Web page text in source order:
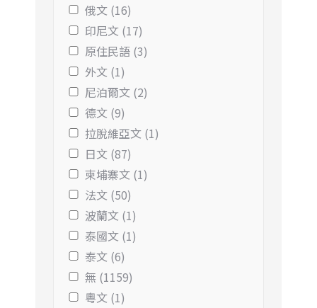
俄文 (16)
印尼文 (17)
原住民語 (3)
外文 (1)
尼泊爾文 (2)
德文 (9)
拉脫維亞文 (1)
日文 (87)
柬埔寨文 (1)
法文 (50)
波蘭文 (1)
泰國文 (1)
泰文 (6)
無 (1159)
粵文 (1)